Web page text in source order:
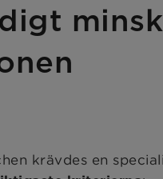
krävdes en